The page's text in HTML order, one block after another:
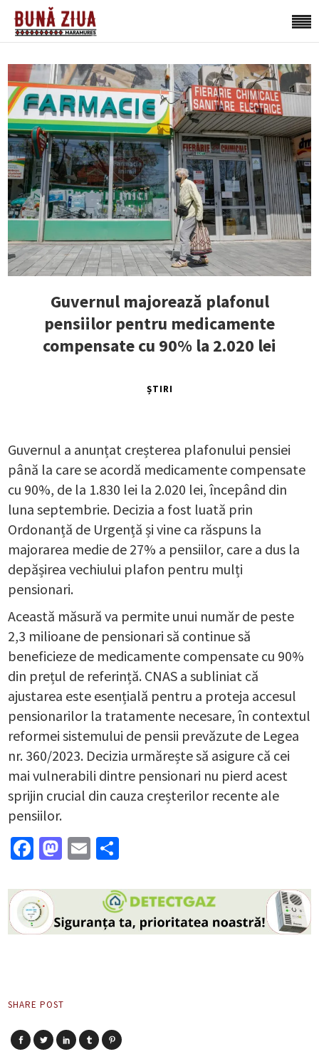
Guvernul majorează plafonul
pensiilor pentru medicamente
compensate cu 90% la 2.020 lei
ȘTIRI
Guvernul a anunțat creșterea plafonului pensiei
până la care se acordă medicamente compensate
cu 90%, de la 1.830 lei la 2.020 lei, începând din
luna septembrie. Decizia a fost luată prin
Ordonanță de Urgență și vine ca răspuns la
majorarea medie de 27% a pensiilor, care a dus la
depășirea vechiului plafon pentru mulți
pensionari.
Această măsură va permite unui număr de peste
2,3 milioane de pensionari să continue să
beneficieze de medicamente compensate cu 90%
din prețul de referință. CNAS a subliniat că
ajustarea este esențială pentru a proteja accesul
pensionarilor la tratamente necesare, în contextul
reformei sistemului de pensii prevăzute de Legea
nr. 360/2023. Decizia urmărește să asigure că cei
mai vulnerabili dintre pensionari nu pierd acest
sprijin crucial din cauza creșterilor recente ale
pensiilor.
Facebook
Mastodon
Email
SHARE POST